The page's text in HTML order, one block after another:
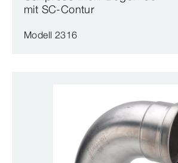
mit SC‑Contur
Modell 2316